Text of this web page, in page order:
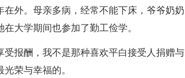
外。母亲多病，经常不能下床，爷爷奶奶
大学期间也参加了勤工俭学。
报酬，我不是那种喜欢平白接受人捐赠与
荣与幸福的。